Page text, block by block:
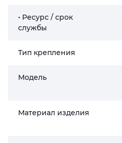
• Ресурс / срок
службы
Тип крепления
Мoдель
Материал изделия